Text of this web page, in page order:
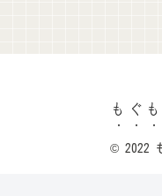
もぐ
© 2022